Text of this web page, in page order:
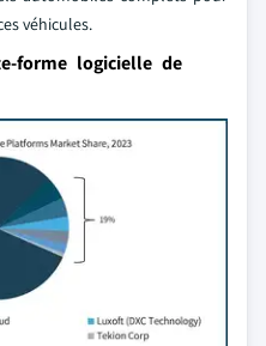
véhicules.
forme logicielle de